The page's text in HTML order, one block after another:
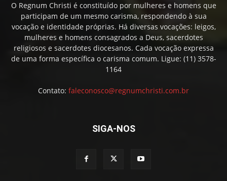
O Regnum Christi é constituído por mulheres e homens que
participam de um mesmo carisma, respondendo à sua
vocação e identidade próprias. Há diversas vocações: leigos,
mulheres e homens consagrados a Deus, sacerdotes
religiosos e sacerdotes diocesanos. Cada vocação expressa
de uma forma específica o carisma comum. Ligue: (11) 3578-
1164
Contato: faleconosco@regnumchristi.com.br
SIGA-NOS